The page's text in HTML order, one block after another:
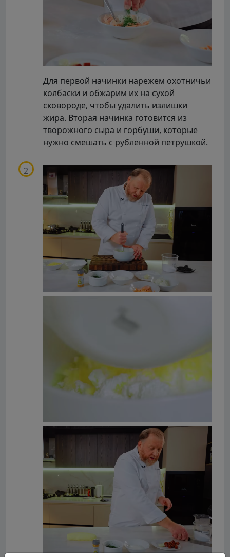
Для первой начинки нарежем охотничьи
колбаски и обжарим их на сухой
сковороде, чтобы удалить излишки
жира. Вторая начинка готовится из
творожного сыра и горбуши, которые
нужно смешать с рубленной петрушкой.